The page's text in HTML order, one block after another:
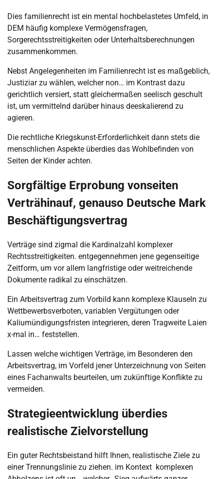
Dies familienrecht ist ein mental hochbelastetes Umfeld, in
DEM häufig komplexe Vermögensfragen,
Sorgerechtsstreitigkeiten oder Unterhaltsberechnungen
zusammenkommen.
Nebst Angelegenheiten im Familienrecht ist es maßgeblich,
Justiziar zu wählen, welcher non… im Kontrast dazu
gerichtlich versiert, statt gleichermaßen seelisch geschult
ist, um vermittelnd darüber hinaus deeskalierend zu
agieren.
Die rechtliche Kriegskunst-Erforderlichkeit dann stets die
menschlichen Aspekte überdies das Wohlbefinden von
Seiten der Kinder achten.
Sorgfältige Erprobung vonseiten
Verträhinauf, genauso Deutsche Mark
Beschäftigungsvertrag
Verträge sind zigmal die Kardinalzahl komplexer
Rechtsstreitigkeiten. entgegennehmen jene gegenseitige
Zeitform, um vor allem langfristige oder weitreichende
Dokumente radikal zu einschätzen.
Ein Arbeitsvertrag zum Vorbild kann komplexe Klauseln zu
Wettbewerbsverboten, variablen Vergütungen oder
Kaliumündigungsfristen integrieren, deren Tragweite Laien
x-mal in… feststellen.
Lassen welche wichtigen Verträge, im Besonderen den
Arbeitsvertrag, im Vorfeld jener Unterzeichnung von Seiten
eines Fachanwalts beurteilen, um zukünftige Konflikte zu
vermeiden.
Strategieentwicklung überdies
realistische Zielvorstellung
Ein guter Rechtsbeistand hilft Ihnen, realistische Ziele zu
einer Trennungslinie zu ziehen. im Kontext komplexen